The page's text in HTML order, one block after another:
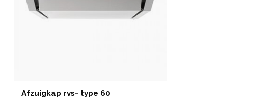
Afzuigkap rvs- type 60